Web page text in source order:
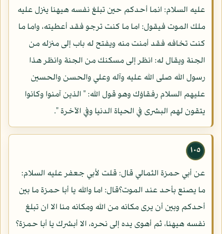
عليه السلام: انما أحدكم حين تبلغ نفسه هيهنا ينزل عليه
ملك الموت فيقول: اما ما كنت ترجو فقد أعطيته، واما ما
كنت تخافه فقد أمنت منه ويفتح له باب إلى منزله من
الجنة ويقال له: انظر إلى مسكنك من الجنة وانظر هذا
رسول الله صلى الله عليه وآله وعلي والحسن والحسين
عليهم السلام رفقاؤك وهو قول الله: " الذين آمنوا وكانوا
يتقون لهم البشرى في الحياة الدنيا وفي الآخرة ".
١٠٥
عن أبي حمزة الثمالي قال: قلت لأبي جعفر عليه السلام:
ما يصنع بأحد عند الموت؟قال: اما والله يا أبا حمزة ما بين
أحدكم وبين أن يرى مكانه من الله ومكانه منا الا ان تبلغ
نفسه هيهنا، ثم أهوى يده إلى نحره، الا أبشرك يا أبا حمزة؟